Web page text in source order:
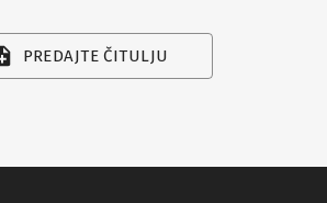
PREDAJTE ČITULJU